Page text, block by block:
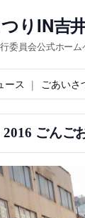
りIN吉
委員会公式ホー
ース ごあいさ
2016 ごんご